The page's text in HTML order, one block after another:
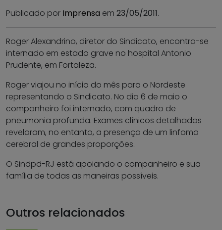
Publicado por Imprensa em 23/05/2011.
Roger Alexandrino, diretor do Sindicato, encontra-se
internado em estado grave no hospital Antonio
Prudente, em Fortaleza.
Roger viajou no início do mês para o Nordeste
representando o Sindicato. No dia 6 de maio o
companheiro foi internado, com quadro de
pneumonia profunda. Exames clínicos detalhados
revelaram, no entanto, a presença de um linfoma
cerebral de grandes proporções.
O Sindpd-RJ está apoiando o companheiro e sua
família de todas as maneiras possíveis.
Outros relacionados